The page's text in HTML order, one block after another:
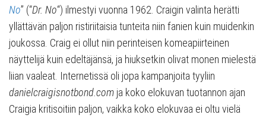
No” (“Dr. No“) ilmestyi vuonna 1962. Craigin valinta herätti
yllättävän paljon ristiriitaisia tunteita niin fanien kuin muidenkin
joukossa. Craig ei ollut niin perinteisen komeapiirteinen
näyttelijä kuin edeltäjänsä, ja hiuksetkin olivat monen mielestä
liian vaaleat. Internetissä oli jopa kampanjoita tyyliin
danielcraigisnotbond.com ja koko elokuvan tuotannon ajan
Craigia kritisoitiin paljon, vaikka koko elokuvaa ei oltu vielä